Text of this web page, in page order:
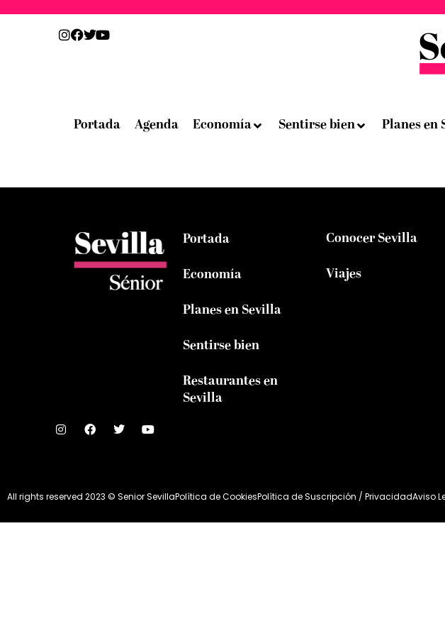
Portada Agenda Economía Sentirse bien Planes en
Portada
Economía
Planes en Sevilla
Sentirse bien
Restaurantes en
Sevilla
Conocer Sevilla
Viajes
All rights reserved 2023 © Senior SevillaPolítica de CookiesPolítica de Suscripción / PrivacidadAviso